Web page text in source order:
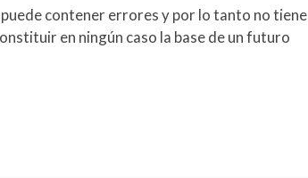
contener errores y por lo tanto no tiene
en ningún caso la base de un futuro